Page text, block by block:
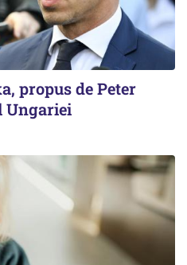
propus de Peter
Ungariei